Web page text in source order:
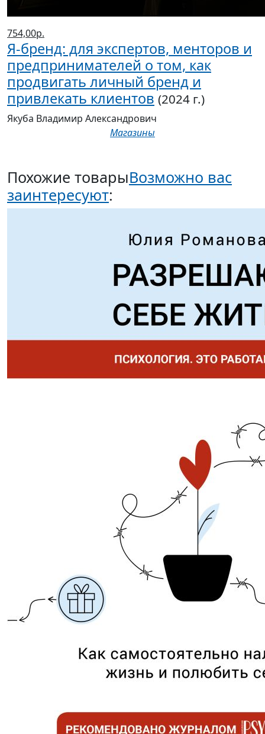
754,00р.
Я-бренд: для экспертов, менторов и
предпринимателей о том, как
продвигать личный бренд и
привлекать клиентов (2024 г.)
Якуба Владимир Александрович
Магазины
Похожие товарыВозможно вас
заинтересуют: